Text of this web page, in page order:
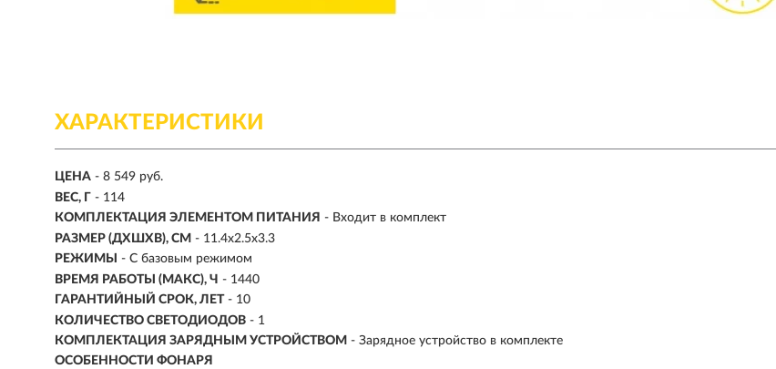
ХАРАКТЕРИСТИКИ
ЦЕНА - 8 549 руб.
ВЕС, Г - 114
КОМПЛЕКТАЦИЯ ЭЛЕМЕНТОМ ПИТАНИЯ - Входит в комплект
РАЗМЕР (ДХШХВ), СМ - 11.4х2.5х3.3
РЕЖИМЫ
- С базовым режимом
ВРЕМЯ РАБОТЫ (МАКС), Ч - 1440
ГАРАНТИЙНЫЙ СРОК, ЛЕТ - 10
КОЛИЧЕСТВО СВЕТОДИОДОВ - 1
КОМПЛЕКТАЦИЯ ЗАРЯДНЫМ УСТРОЙСТВОМ - Зарядное устройство в комплекте
ОСОБЕННОСТИ ФОНАРЯ